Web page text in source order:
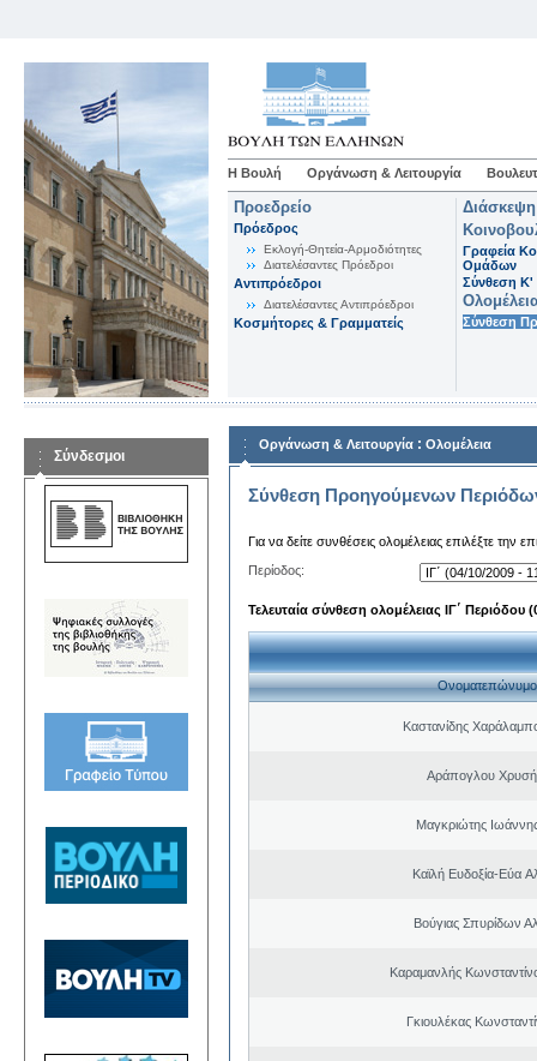
Η Βουλή Οργάνωση & Λειτουργία
Προεδρείο
Πρόεδρος
Εκλογή-Θητεία-Αρμοδιότητες
Διατελέσαντες Πρόεδροι
Αντιπρόεδροι
Διατελέσαντες Αντιπρόεδροι
Κοσμήτορες & Γραμματείς
Γραφεία
Ομάδων
Σύνθεση K'
Σύνθεση
Σύνδεσμοι
Οργάνωση & Λειτουργία : Ολομέλεια
Σύνθεση Προηγούμενων
Για να δείτε συνθέσεις ολομέλειας επιλέξτε την
Περίοδος:
Τελευταία σύνθεση ολομέλειας ΙΓ΄ Περιόδου
Ονοματεπώνυμο
Καστανίδης
Αράπογλου Χρυσή
Μαγκριώτης
Καϊλή Ευδοξία-Εύα
Βούγιας Σπυρίδων
Καραμανλής
Γκιουλέκας